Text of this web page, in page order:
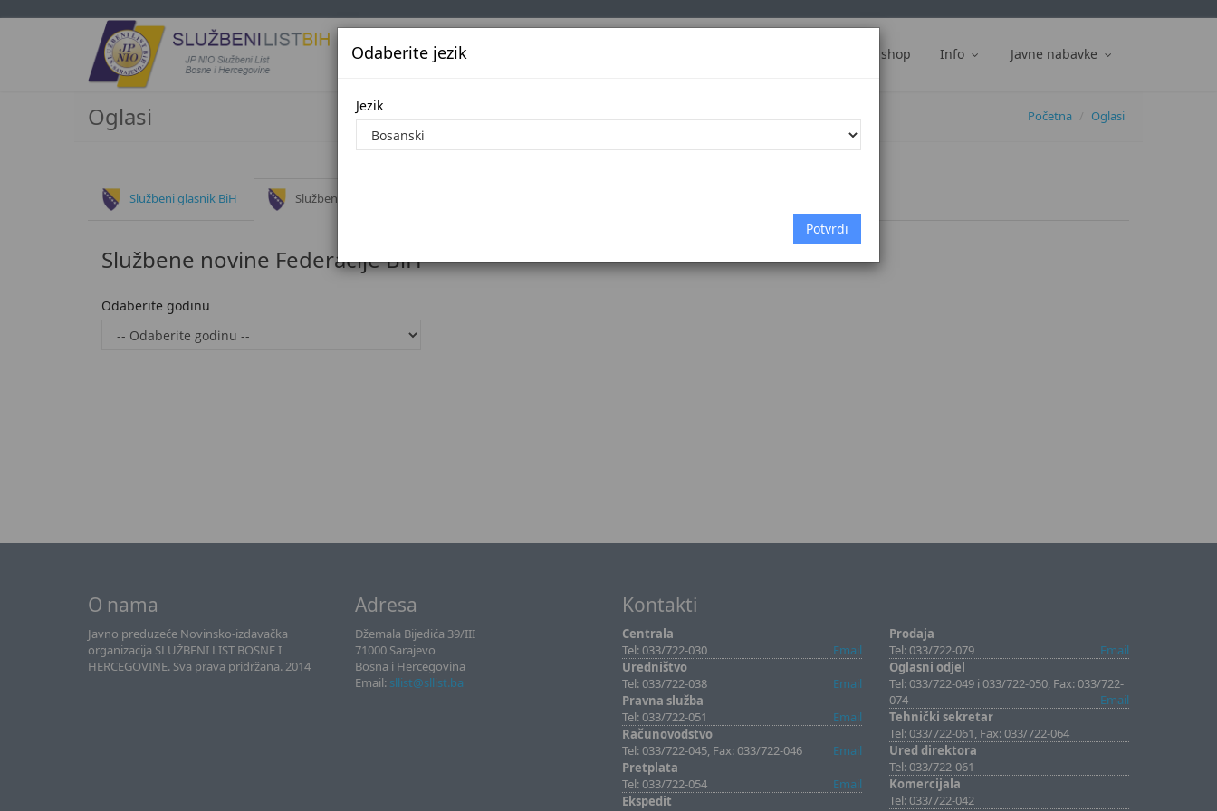
Jezik Službena glasila Web shop Info Javne nabavke
Odaberite jezik
Jezik
Oglasi Početna Oglasi
Službeni glasnik BiH Službene novine Federacije BiH
Službene novine Federacije BiH
Odaberite godinu
O nama
Javno preduzeće Novinsko-izdavačka
organizacija SLUŽBENI LIST BOSNE I
HERCEGOVINE. Sva prava pridržana. 2014
Adresa
Džemala Bijedića 39/III
71000 Sarajevo
Bosna i Hercegovina
Email: sllist@sllist.ba
Kontakti
Centrala
Tel: 033/722-030
Email
Uredništvo
Tel: 033/722-038
Email
Pravna služba
Tel: 033/722-051
Email
Računovodstvo
Tel: 033/722-045, Fax: 033/722-046
Email
Pretplata
Tel: 033/722-054
Email
Ekspedit
Prodaja
Tel: 033/722-079
Email
Oglasni odjel
Tel: 033/722-049 i 033/722-050, Fax: 033/722-
074
Email
Tehnički sekretar
Tel: 033/722-061, Fax: 033/722-064
Ured direktora
Tel: 033/722-061
Komercijala
Tel: 033/722-042